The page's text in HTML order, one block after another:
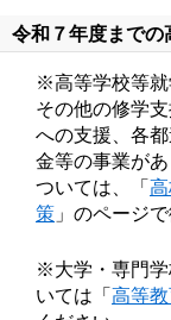
令和７年度までの
※高等学校等就
その他の修学
への支援、各
金等の事業が
ついては、「
策 」のページ
※大学・専門学
いては「 高等